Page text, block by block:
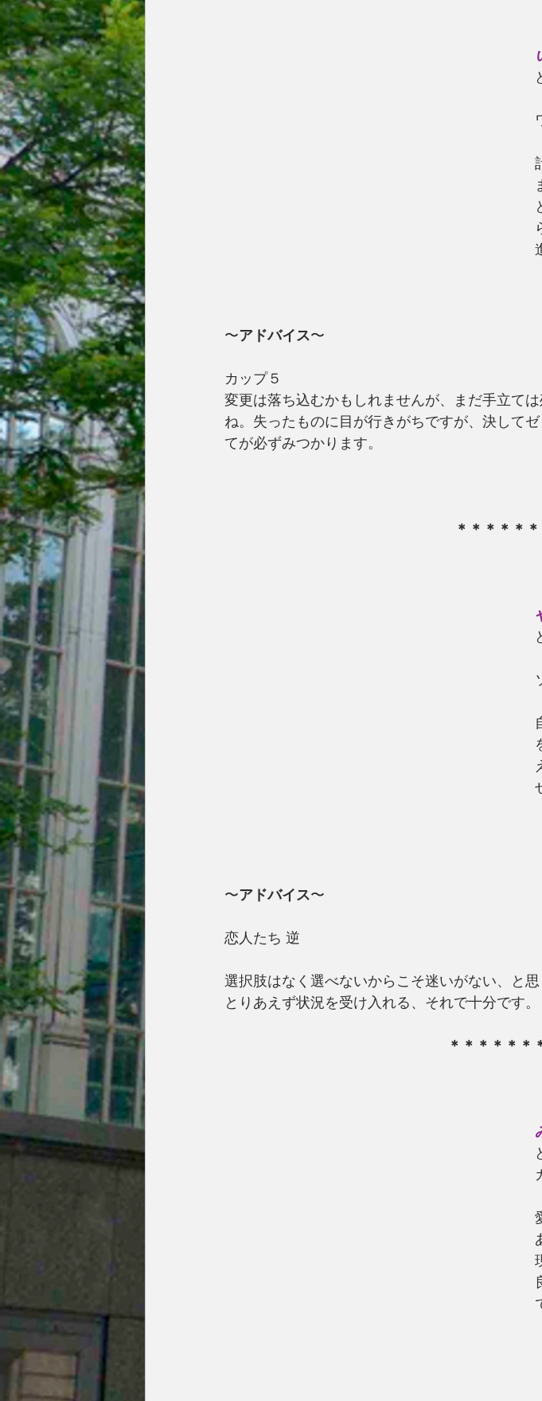
〜アドバイス〜
カップ５
変更は落ち込むかもしれませんが、まだ手立て
ね。失ったものに目が行きがちですが、決して
てが必ずみつかります。
＊＊＊＊＊
〜アドバイス〜
恋人たち 逆
選択肢はなく選べないからこそ迷いがない、と
とりあえず状況を受け入れる、それで十分です。
＊＊＊＊＊＊